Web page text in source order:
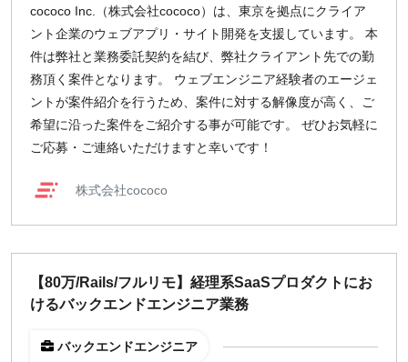
cococo Inc.（株式会社cococo）は、東京を拠点にクライア
ント企業のウェブアプリ・サイト開発を支援しています。 本
件は弊社と業務委託契約を結び、弊社クライアント先での勤
務頂く案件となります。 ウェブエンジニア経験者のエージェ
ントが案件紹介を行うため、案件に対する解像度が高く、ご
希望に沿った案件をご紹介する事が可能です。 ぜひお気軽に
ご応募・ご連絡いただけますと幸いです！
株式会社cococo
【80万/Rails/フルリモ】経理系SaaSプロダクトにお
けるバックエンドエンジニア業務
バックエンドエンジニア